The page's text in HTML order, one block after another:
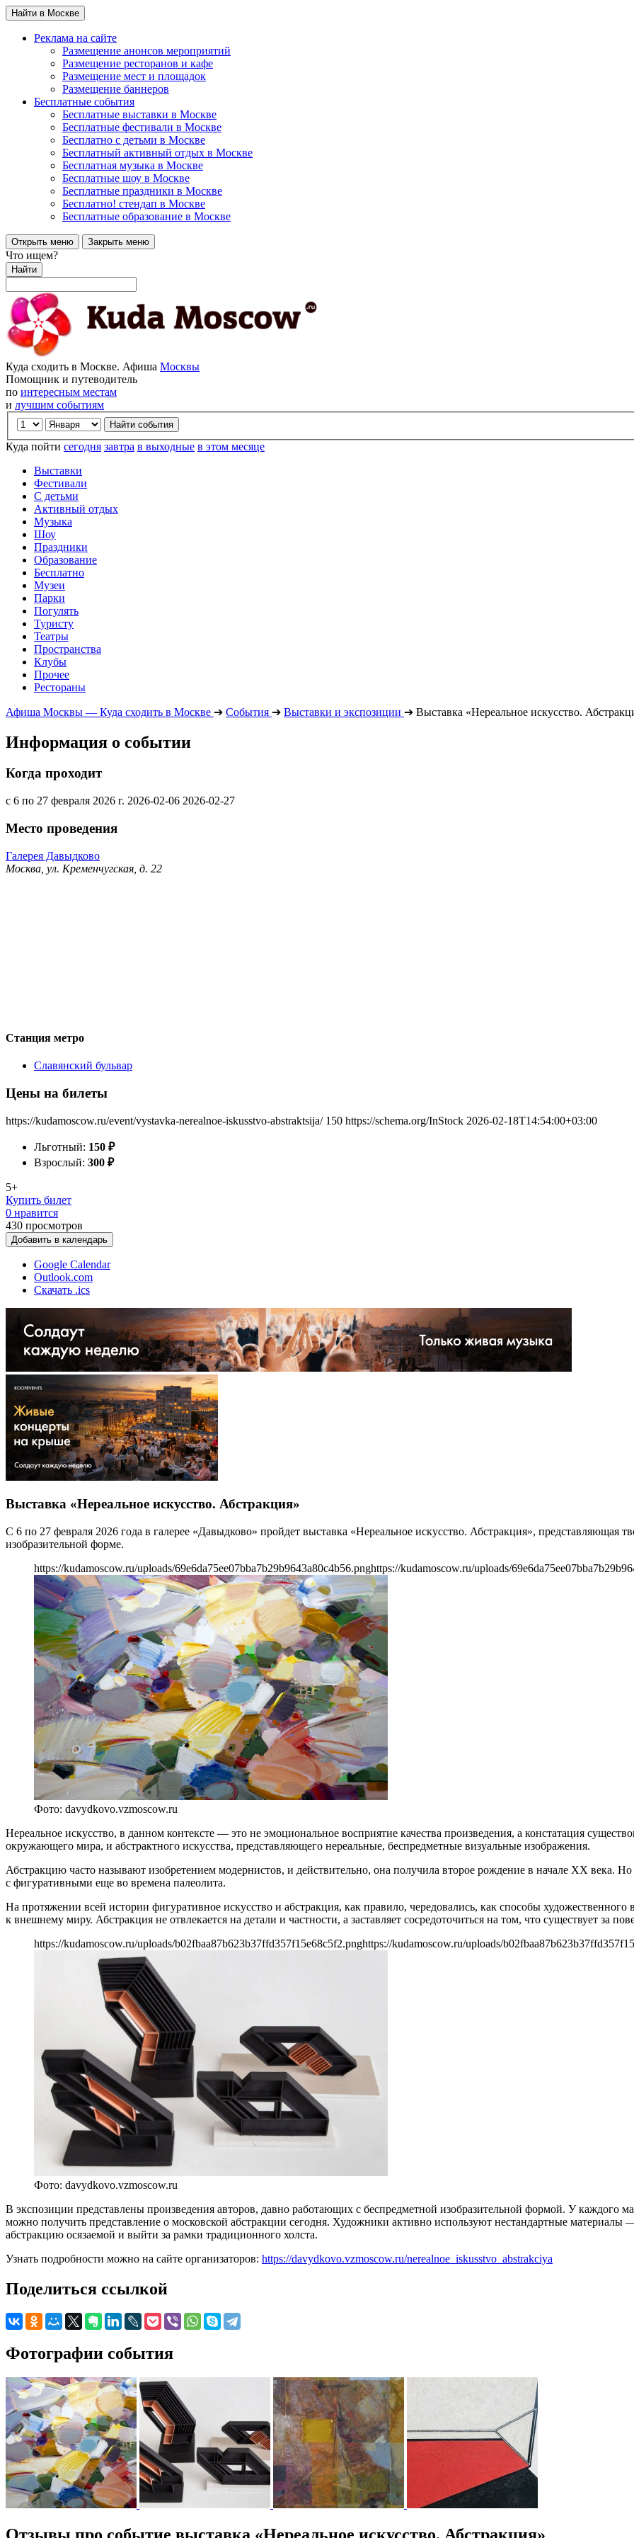
Найти в Москве
Реклама на сайте
Размещение анонсов мероприятий
Размещение ресторанов и кафе
Размещение мест и площадок
Размещение баннеров
Бесплатные события
Бесплатные выставки в Москве
Бесплатные фестивали в Москве
Бесплатно с детьми в Москве
Бесплатный активный отдых в Москве
Бесплатная музыка в Москве
Бесплатные шоу в Москве
Бесплатные праздники в Москве
Бесплатно! стендап в Москве
Бесплатные образование в Москве
Открыть меню Закрыть меню
Что ищем?
Найти
Куда сходить в Москве. Афиша Москвы
Помощник и путеводитель
по интересным местам
и лучшим событиям
Куда пойти сегодня завтра в выходные в этом месяце
Выставки
Фестивали
С детьми
Активный отдых
Музыка
Шоу
Праздники
Образование
Бесплатно
Музеи
Парки
Погулять
Туристу
Театры
Пространства
Клубы
Прочее
Рестораны
Афиша Москвы — Куда сходить в Москве ➔ События ➔ Выставки и экспозиции ➔ Выставка «Нереальное искусство.
Информация о событии
Когда проходит
с 6 по 27 февраля 2026 г. 2026-02-06 2026-02-27
Место проведения
Галерея Давыдково
Москва, ул. Кременчугская, д. 22
Станция метро
Славянский бульвар
Цены на билеты
https://kudamoscow.ru/event/vystavka-nerealnoe-iskusstvo-abstraktsija/ 150 https://schema.org/InStock 2026-02-18T14:54:00+03:00
Льготный: 150 ₽
Взрослый: 300 ₽
5+
Купить билет
0 нравится
430 просмотров
Добавить в календарь
Google Calendar
Outlook.com
Скачать .ics
Выставка «Нереальное искусство. Абстракция»
С 6 по 27 февраля 2026 года в галерее «Давыдково» пройдет выставка «Нереальное искусство. Абстракция», представляющая
изобразительной форме.
https://kudamoscow.ru/uploads/69e6da75ee07bba7b29b9643a80c4b56.pnghttps://kudamoscow.ru/uploads/
Фото: davydkovo.vzmoscow.ru
Нереальное искусство, в данном контексте — это не эмоциональное восприятие качества произведения, а констатация
окружающего мира, и абстрактного искусства, представляющего нереальные, беспредметные визуальные изображения.
Абстракцию часто называют изобретением модернистов, и действительно, она получила второе рождение в начале XX века.
с фигуративными еще во времена палеолита.
На протяжении всей истории фигуративное искусство и абстракция, как правило, чередовались, как способы
к внешнему миру. Абстракция не отвлекается на детали и частности, а заставляет сосредоточиться на том, что существует за
https://kudamoscow.ru/uploads/b02fbaa87b623b37ffd357f15e68c5f2.pnghttps://kudamoscow.ru/uploads/
Фото: davydkovo.vzmoscow.ru
В экспозиции представлены произведения авторов, давно работающих с беспредметной изобразительной формой. У каждого
можно получить представление о московской абстракции сегодня. Художники активно используют нестандартные материалы
абстракцию осязаемой и выйти за рамки традиционного холста.
Узнать подробности можно на сайте организаторов: https://davydkovo.vzmoscow.ru/nerealnoe_iskusstvo_abstrakciya
Поделиться ссылкой
Фотографии события
Отзывы про событие выставка «Нереальное искусство. Абстракция»